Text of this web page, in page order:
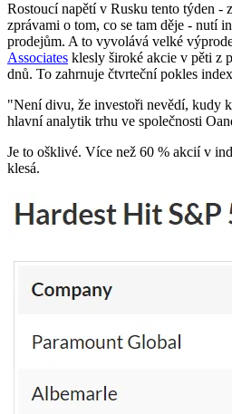
Rostoucí napětí v Rusku tento týden -
zprávami o tom, co se tam děje - nutí
prodejům. A to vyvolává velké
Associates klesly široké akcie v pěti z
dnů. To zahrnuje čtvrteční pokles
"Není divu, že investoři nevědí, kudy
hlavní analytik trhu ve společnosti
Je to ošklivé. Více než 60 % akcií v
klesá.